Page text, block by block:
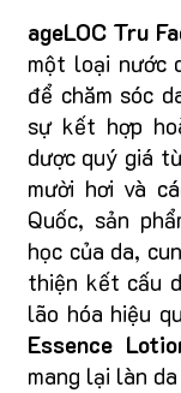
ageLOC Tru
một loại nước
để chăm sóc
sự kết hợp
dược quý giá
mười hơi và
Quốc, sản
học của da,
thiện kết cấu
lão hóa hiệu
Essence
mang lại làn